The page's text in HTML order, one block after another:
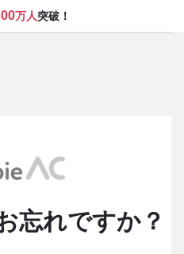
万人突破！
忘れですか？